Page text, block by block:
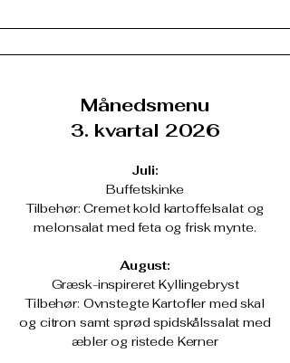
Månedsmenu
3. kvartal 2026
Juli:
Buffetskinke
Tilbehør: Cremet kold kartoffelsalat og
melonsalat med feta og frisk mynte.
August:
Græsk-inspireret Kyllingebryst
​Tilbehør: Ovnstegte Kartofler med skal
og citron samt sprød spidskålssalat med
æbler og ristede Kerner